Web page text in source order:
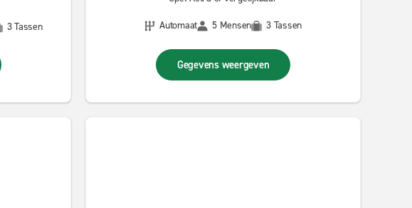
3 Tassen
Automaat
5 Mensen 3 Tassen
Gegevens weergeven